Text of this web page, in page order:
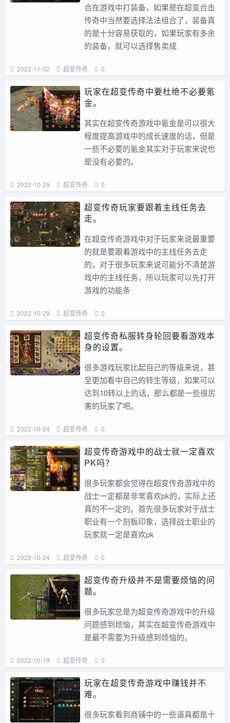
合在游戏中打装备，如果是在超变合击
传奇中当然要选择法法组合了，装备真
的是十分容易获取的，如果玩家有多余
的装备，就可以选择售卖成
2022-11-02 超变传奇 0
玩家在超变传奇中要杜绝不必要氪
金。
其实在超变传奇游戏中氪金是可以很大
程度提高游戏中的成长速度的话，但是
一些不必要的氪金其实对于玩家来说也
是没有必要的。
2022-10-29 超变传奇 0
超变传奇玩家要跟着主线任务去
走。
在超变传奇游戏中对于玩家来说最重要
的就是要跟着游戏中的主线任务去走
的，对于很多玩家来说可能分不清楚游
戏中的主线任务，所以玩家可以先打开
游戏的功能条
2022-10-29 超变传奇 0
超变传奇私服转身轮回要看游戏本
身的设置。
很多游戏玩家比起自己的等级来说，甚
至更加看中自己的转生等级，如果可以
达到10转以上的话，那么都是一些很厉
害的玩家了吧。
2022-10-24 超变传奇 0
超变传奇游戏中的战士就一定喜欢
PK吗？
很多玩家都会觉得在超变传奇游戏中的
战士一定都是非常喜欢pk的，实际上还
真的不一定的。首先很多玩家对于战士
职业有一个刻板印象，选择战士职业的
玩家就一定是喜欢pk
2022-10-24 超变传奇 0
超变传奇升级并不是需要烦恼的问
题。
很多玩家总是为超变传奇游戏中的升级
问题感到烦恼，其实在超变传奇游戏中
是最不需要为升级感到烦恼的。
2022-10-19 超变传奇 0
玩家在超变传奇游戏中赚钱并不
难。
很多玩家看到商铺中的一些道具都是十